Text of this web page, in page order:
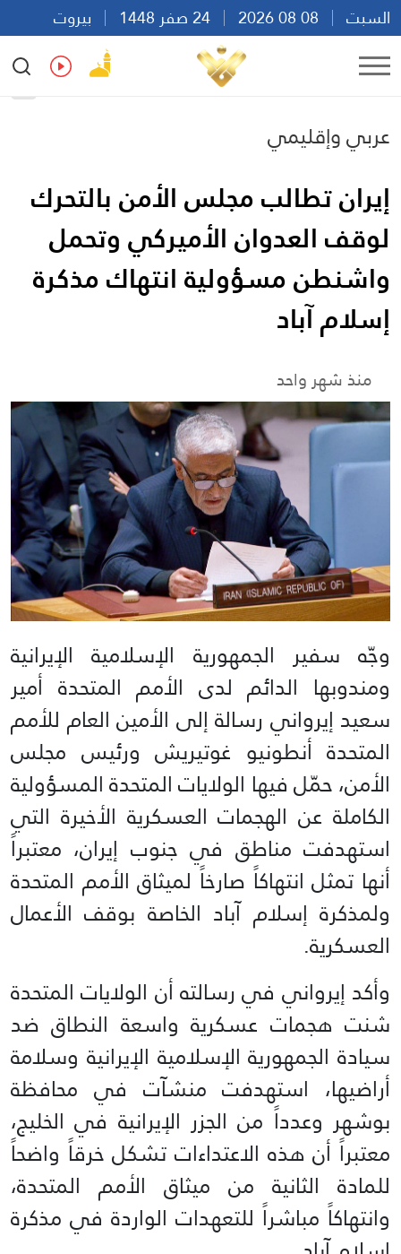
السبت
بيروت
12:47
Ar
عربي وإقليمي
إيران تطالب مجلس الأمن بالتحرك
لوقف العدوان الأميركي وتحمل
واشنطن مسؤولية انتهاك مذكرة
إسلام آباد
منذ شهر واحد
وجّه سفير الجمهورية الإسلامية الإيرانية
ومندوبها الدائم لدى الأمم المتحدة أمير
سعيد إيرواني رسالة إلى الأمين العام للأمم
المتحدة أنطونيو غوتيريش ورئيس مجلس
الأمن، حمّل فيها الولايات المتحدة المسؤولية
الكاملة عن الهجمات العسكرية الأخيرة التي
استهدفت مناطق في جنوب إيران، معتبراً
أنها تمثل انتهاكاً صارخاً لميثاق الأمم المتحدة
ولمذكرة إسلام آباد الخاصة بوقف الأعمال
العسكرية.
وأكد إيرواني في رسالته أن الولايات المتحدة
شنت هجمات عسكرية واسعة النطاق ضد
سيادة الجمهورية الإسلامية الإيرانية وسلامة
أراضيها، استهدفت منشآت في محافظة
بوشهر وعدداً من الجزر الإيرانية في الخليج،
معتبراً أن هذه الاعتداءات تشكل خرقاً واضحاً
للمادة الثانية من ميثاق الأمم المتحدة،
وانتهاكاً مباشراً للتعهدات الواردة في مذكرة